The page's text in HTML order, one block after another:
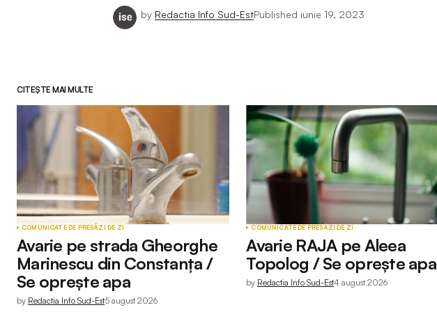
by Redactia Info Sud-EstPublished iunie 19, 2023
CITEȘTE MAI MULTE
COMUNICATE DE PRESĂZI DE ZI
Avarie pe strada Gheorghe
Marinescu din Constanța /
Se oprește apa
by Redactia Info Sud-Est5 august 2026
COMUNICATE DE PRESĂZI DE ZI
Avarie RAJA pe Aleea
Topolog / Se oprește apa
by Redactia Info Sud-Est4 august 2026